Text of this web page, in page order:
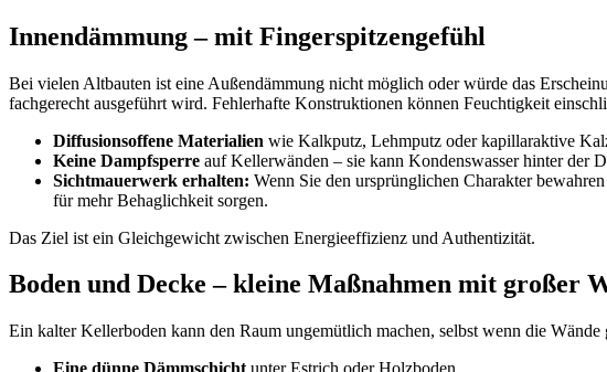
Innendämmung – mit Fingerspitzengefühl
Bei vielen Altbauten ist eine Außendämmung nicht möglich oder würde das
fachgerecht ausgeführt wird. Fehlerhafte Konstruktionen können Feuchtigkeit
Diffusionsoffene Materialien wie Kalkputz, Lehmputz oder kapillaraktive
Keine Dampfsperre auf Kellerwänden – sie kann Kondenswasser hinter der
Sichtmauerwerk erhalten: Wenn Sie den ursprünglichen Charakter
für mehr Behaglichkeit sorgen.
Das Ziel ist ein Gleichgewicht zwischen Energieeffizienz und Authentizität.
Boden und Decke – kleine Maßnahmen mit großer
Ein kalter Kellerboden kann den Raum ungemütlich machen, selbst wenn die